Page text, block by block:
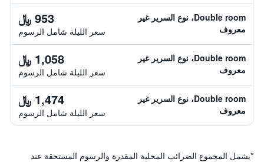
Double room، نوع السرير غير
معروف
953 ﷼
سعر الليلة شامل الرسوم
Double room، نوع السرير غير
معروف
1,058 ﷼
سعر الليلة شامل الرسوم
Double room، نوع السرير غير
معروف
1,474 ﷼
سعر الليلة شامل الرسوم
*يشمل المجموع الضرائب المحلية المقدرة والرسوم المستحقة عند